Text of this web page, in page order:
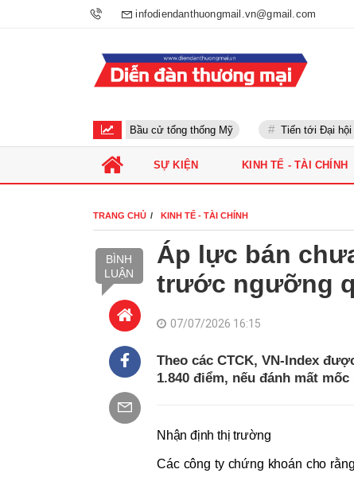
infodiendanthuongmail.vn@gmail.com
Bầu cử tổng thống Mỹ Tiến tới Đại hội
SỰ KIỆN KINH TẾ - TÀI CHÍNH
TRANG CHỦ KINH TẾ - TÀI CHÍNH
BÌNH
LUẬN
Áp lực bán
trước ngưỡng
07/07/2026 16:15
Theo các CTCK, VN-Index
1.840 điểm, nếu đánh mất
Nhận định thị trường
Các công ty chứng khoán cho